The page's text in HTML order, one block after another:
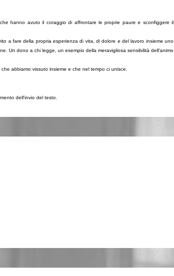
hanno avuto il coraggio di affrontare le proprie paure e sconfiggere il
a fare della propria esperienza di vita, di dolore e del lavoro insieme uno
Un dono a chi legge, un esempio della meravigliosa sensibilità dell'animo
abbiamo vissuto insieme e che nel tempo ci unisce.
dell'invio del testo.